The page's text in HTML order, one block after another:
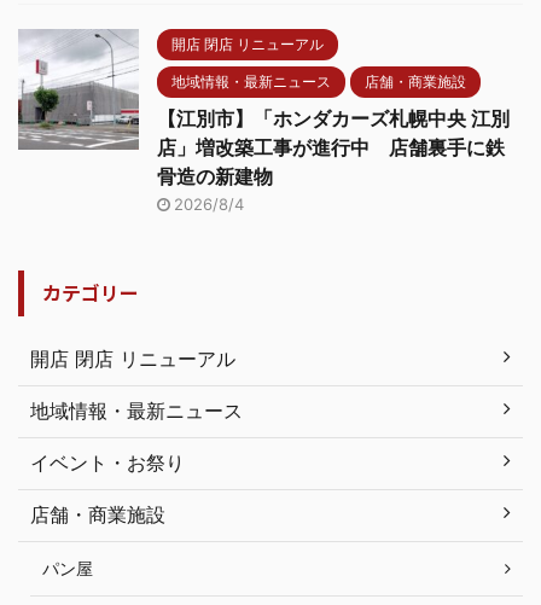
開店 閉店 リニューアル
地域情報・最新ニュース 店舗・商業施設
【江別市】「ホンダカーズ札幌中央 江別
店」増改築工事が進行中 店舗裏手に鉄
骨造の新建物
2026/8/4
カテゴリー
開店 閉店 リニューアル
地域情報・最新ニュース
イベント・お祭り
店舗・商業施設
パン屋